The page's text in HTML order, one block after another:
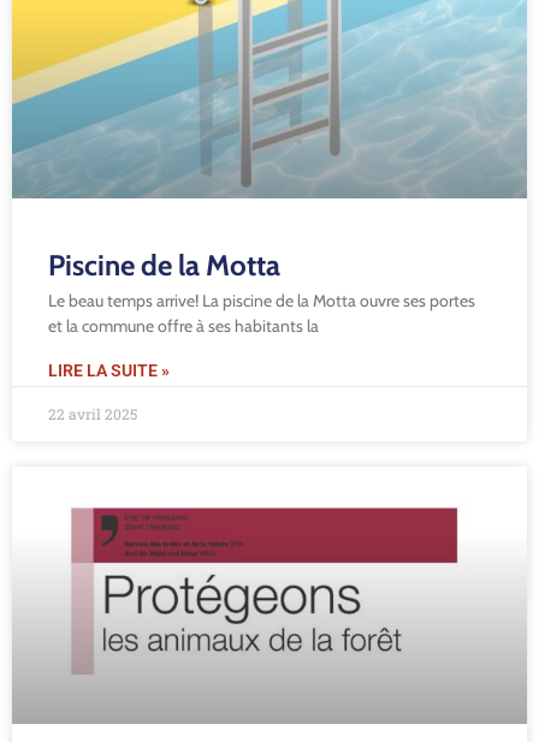
Piscine de la Motta
Le beau temps arrive! La piscine de la Motta ouvre ses portes
et la commune offre à ses habitants la
LIRE LA SUITE »
22 avril 2025